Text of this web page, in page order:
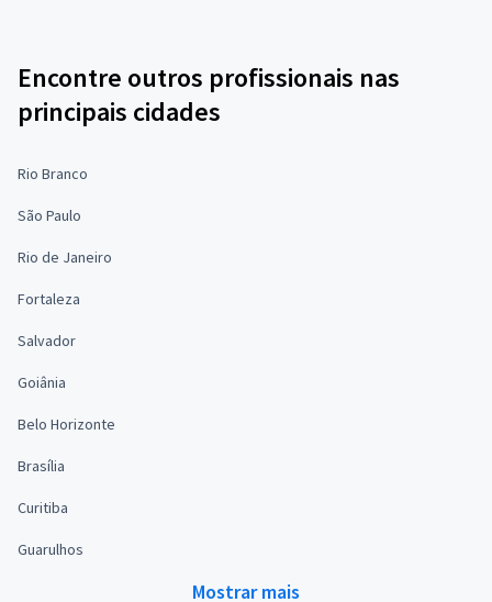
Encontre outros profissionais nas
principais cidades
Rio Branco
São Paulo
Rio de Janeiro
Fortaleza
Salvador
Goiânia
Belo Horizonte
Brasília
Curitiba
Guarulhos
Mostrar mais